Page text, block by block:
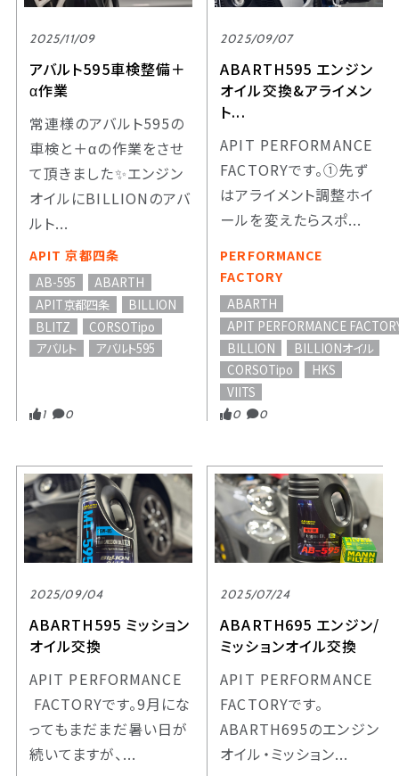
2025/11/09
アバルト595車検整備＋
α作業
常連様のアバルト595の
車検と＋αの作業をさせ
て頂きました✨エンジン
オイルにBILLIONのアバ
ルト...
APIT 京都四条
AB-595
ABARTH
APIT京都四条
BILLION
BLITZ
CORSOTipo
アバルト
アバルト595
1 0
2025/09/07
ABARTH595 エンジン
オイル交換&アライメン
ト...
APIT PERFORMANCE
FACTORYです。①先ず
はアライメント調整ホイ
ールを変えたらスポ...
PERFORMANCE
FACTORY
ABARTH
APIT PERFORMANCE
BILLION
BILLIONオイル
CORSOTipo
HKS
VIITS
0 0
2025/09/04
ABARTH595 ミッション
オイル交換
APIT PERFORMANCE
FACTORYです。9月にな
ってもまだまだ暑い日が
続いてますが、...
2025/07/24
ABARTH695 エンジン/
ミッションオイル交換
APIT PERFORMANCE
FACTORYです。
ABARTH695のエンジン
オイル・ミッション...